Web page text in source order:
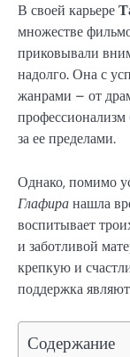
В своей карьере
множестве
приковывали
надолго. Она с
жанрами – от
за ее пределами.
Однако, помимо
Глафиранашла
воспитывает
и заботливой
крепкую и
поддержка
Содержание